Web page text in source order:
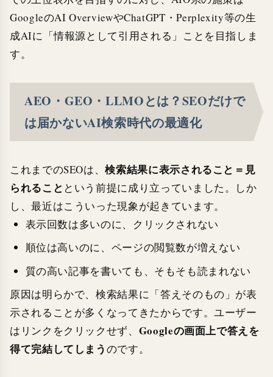
GoogleのAI OverviewやChatGPT・Perplexity等の生
成AIに「情報源として引用される」ことを目指しま
す。
AEO・GEO・LLMOとは？SEOだけで
は届かないAI検索時代の最適化
これまでのSEOは、検索結果に表示されること＝見
られること という前提に成り立っていました。しか
し、最近はこういった現象が起きています。
表示回数は多いのに、クリックされない
順位は高いのに、ページの閲覧数が増えない
質の高い記事を書いても、そもそも読まれない
原因は明らかで、検索結果に「答えそのもの」が表
示されることが多くなってきたからです。ユーザー
はリンクをクリックせず、 Googleの画面上で答えを
得て完結してしまうのです。